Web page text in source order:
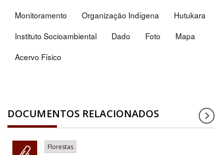
Monitoramento
Organização Indígena
Hutukara
Instituto Socioambiental
Dado Foto
Mapa
Acervo Físico
DOCUMENTOS RELACIONADOS
Florestas